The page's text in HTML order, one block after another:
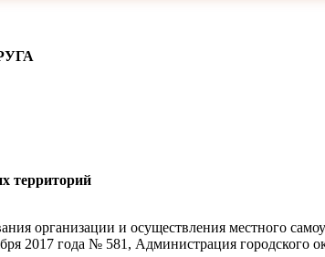
территорий
организации и осуществления местного
2017 года № 581, Администрация городского